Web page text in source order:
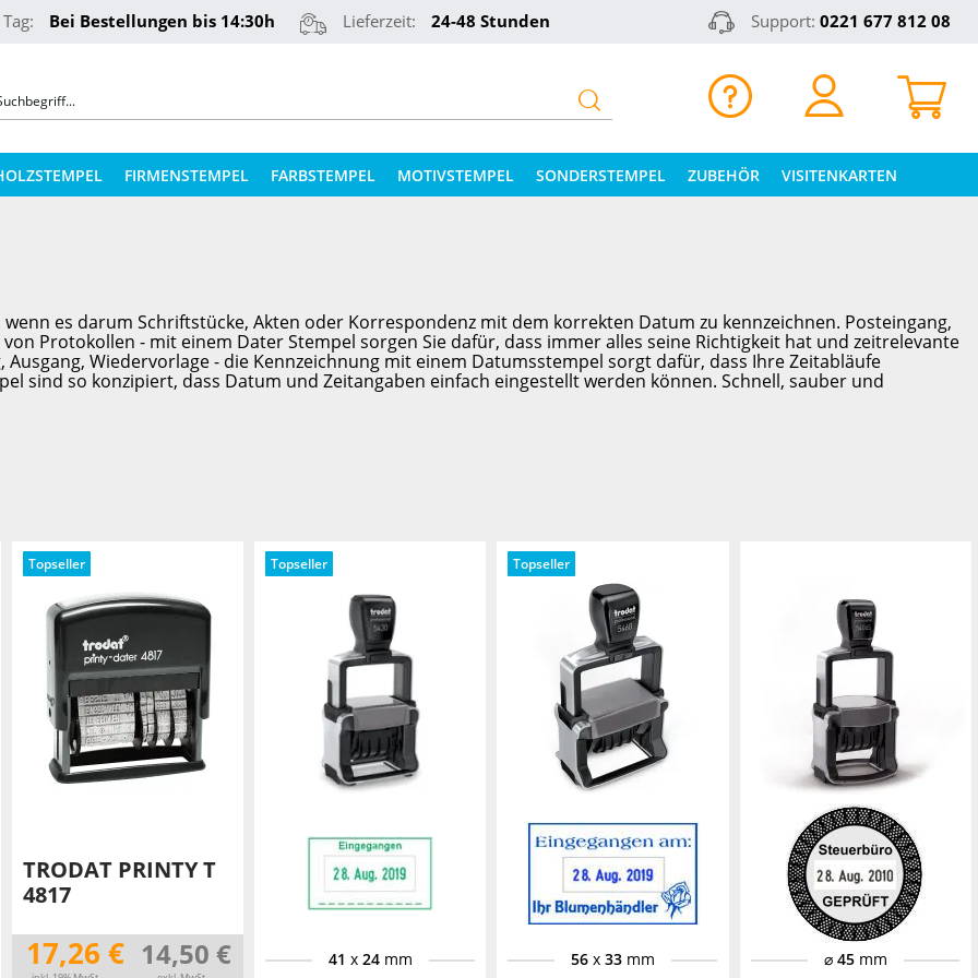
Bei Bestellungen bis 14:30h Lieferzeit: 24-48 Stunden Support: 0221 677 812 08
FIRMENSTEMPEL FARBSTEMPEL MOTIVSTEMPEL SONDERSTEMPEL
REINER NUMEROTEURE
TEXTILSTEMPEL
ZUBEHÖR
ERSATZKISSEN
STEMPELFARBEN
STEMPELHALTER
VISITENKARTEN
es darum Schriftstücke, Akten oder Korrespondenz mit dem korrekten Datum zu kennzeichnen. Posteingang,
Protokollen - mit einem Dater Stempel sorgen Sie dafür, dass immer alles seine Richtigkeit hat und zeitrelevante
Wiedervorlage - die Kennzeichnung mit einem Datumsstempel sorgt dafür, dass Ihre Zeitabläufe
sind so konzipiert, dass Datum und Zeitangaben einfach eingestellt werden können. Schnell, sauber und
Topseller
TRODAT PRINTY T
4817
17,26 € 14,50 €
Topseller
41 x 24mm
Topseller
56x 33mm ⌀ 45mm